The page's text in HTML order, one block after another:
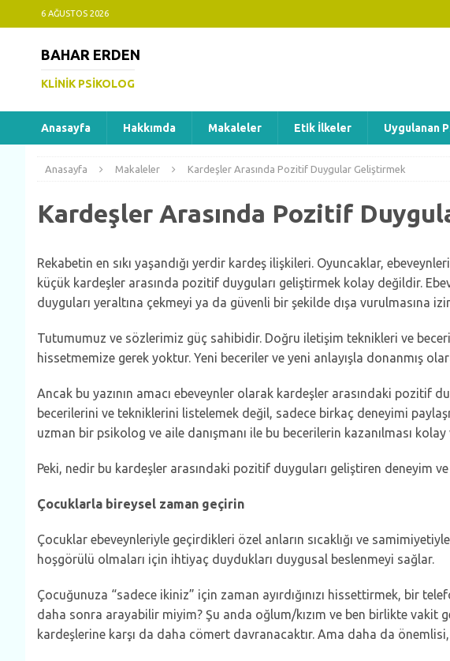
6 AĞUSTOS 2026
BAHAR ERDEN
KLINIK PSIKOLOG
Anasayfa Hakkımda Makaleler Etik İlkeler Uygulanan
Anasayfa Makaleler Kardeşler Arasında Pozitif Duygular Geliştirmek
Kardeşler Arasında Pozitif
Rekabetin en sıkı yaşandığı yerdir kardeş ilişkileri. Oyuncaklar,
küçük kardeşler arasında pozitif duyguları geliştirmek kolay değildir.
duyguları yeraltına çekmeyi ya da güvenli bir şekilde dışa vurulmasına
Tutumumuz ve sözlerimiz güç sahibidir. Doğru iletişim teknikleri ve
hissetmemize gerek yoktur. Yeni beceriler ve yeni anlayışla donanmış
Ancak bu yazının amacı ebeveynler olarak kardeşler arasındaki pozitif
becerilerini ve tekniklerini listelemek değil, sadece birkaç deneyimi
uzman bir psikolog ve aile danışmanı ile bu becerilerin kazanılması
Peki, nedir bu kardeşler arasındaki pozitif duyguları geliştiren deneyim
Çocuklarla bireysel zaman geçirin
Çocuklar ebeveynleriyle geçirdikleri özel anların sıcaklığı ve
hoşgörülü olmaları için ihtiyaç duydukları duygusal beslenmeyi sağlar.
Çocuğunuza “sadece ikiniz” için zaman ayırdığınızı hissettirmek, bir
daha sonra arayabilir miyim? Şu anda oğlum/kızım ve ben birlikte
kardeşlerine karşı da daha cömert davranacaktır. Ama daha da